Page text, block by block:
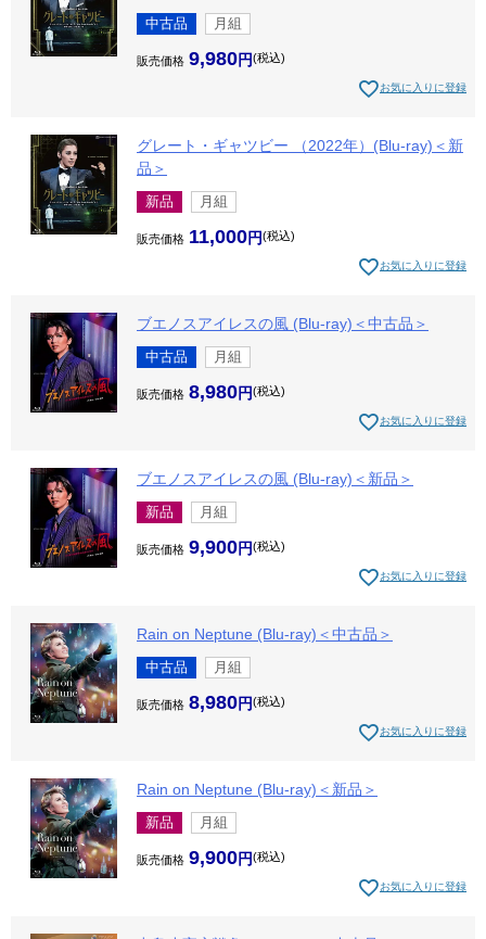
中古品 月組
販売価格 9,980 税込
お気に入りに登録
グレート・ギャツビー （2022年）(Blu-ray)＜新
品＞
新品 月組
販売価格 11,000 税込
お気に入りに登録
ブエノスアイレスの風 (Blu-ray)＜中古品＞
中古品 月組
販売価格 8,980 税込
お気に入りに登録
ブエノスアイレスの風 (Blu-ray)＜新品＞
新品 月組
販売価格 9,900 税込
お気に入りに登録
Rain on Neptune (Blu-ray)＜中古品＞
中古品 月組
販売価格 8,980 税込
お気に入りに登録
Rain on Neptune (Blu-ray)＜新品＞
新品 月組
販売価格 9,900 税込
お気に入りに登録